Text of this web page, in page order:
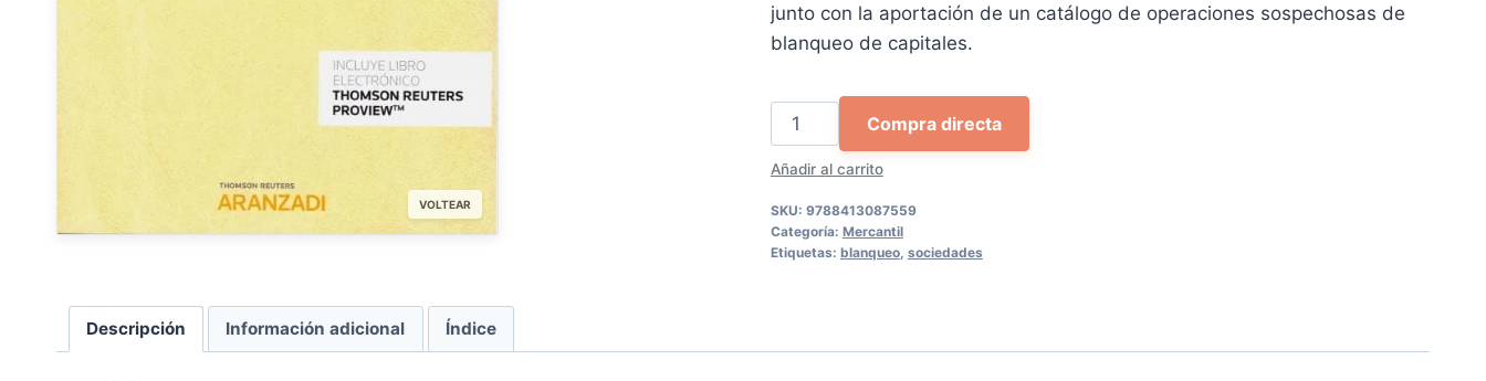
VOLTEAR
junto con la aportación de un catálogo de operaciones sospechosas de
blanqueo de capitales.
prevención
del
blanqueo
de
capitales
Añadir al carrito
Compra directa
SKU: 9788413087559
Categoría: Mercantil
Etiquetas: blanqueo, sociedades
Descripción Información adicional Índice